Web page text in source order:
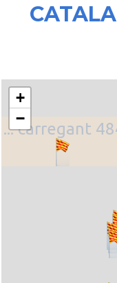
... carregant
+
−